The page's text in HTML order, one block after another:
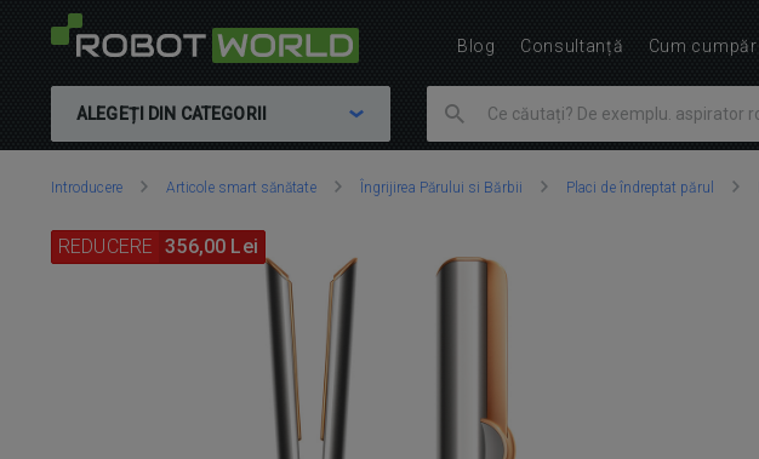
ALEGEȚI DIN CATEGORII
Vă
aici:
Introducere Articole smart sănătate Îngrijirea Părului si Bărbii Placi de îndreptat părul
REDUCERE 356,00 Lei
Blog Consultanță Cum cumpăr